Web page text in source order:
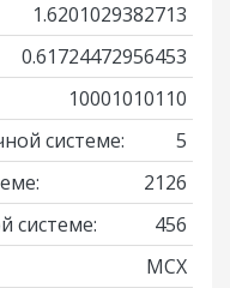
1.6201029382713
0.61724472956453
10001010110
системе:
5
2126
системе:
456
MCX